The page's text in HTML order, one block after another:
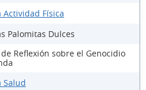
Física
Palomitas Dulces
Reflexión sobre el Genocidio
Salud